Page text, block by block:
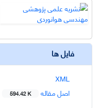
فایل ها
XML
اصل مقاله
594.42 K